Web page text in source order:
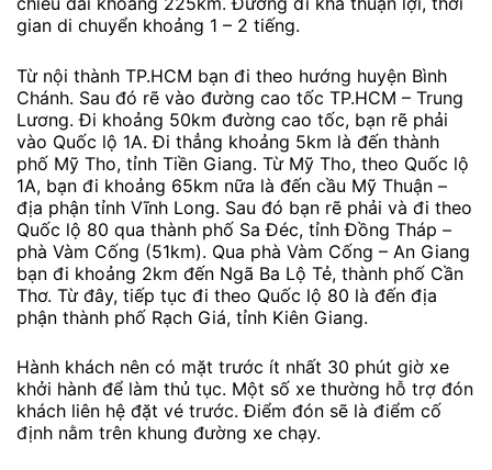
gian di chuyển khoảng 1 – 2 tiếng.
Từ nội thành TP.HCM bạn đi theo hướng huyện Bình
Chánh. Sau đó rẽ vào đường cao tốc TP.HCM – Trung
Lương. Đi khoảng 50km đường cao tốc, bạn rẽ phải
vào Quốc lộ 1A. Đi thẳng khoảng 5km là đến thành
phố Mỹ Tho, tỉnh Tiền Giang. Từ Mỹ Tho, theo Quốc lộ
1A, bạn đi khoảng 65km nữa là đến cầu Mỹ Thuận –
địa phận tỉnh Vĩnh Long. Sau đó bạn rẽ phải và đi theo
Quốc lộ 80 qua thành phố Sa Đéc, tỉnh Đồng Tháp –
phà Vàm Cống (51km). Qua phà Vàm Cống – An Giang
bạn đi khoảng 2km đến Ngã Ba Lộ Tẻ, thành phố Cần
Thơ. Từ đây, tiếp tục đi theo Quốc lộ 80 là đến địa
phận thành phố Rạch Giá, tỉnh Kiên Giang.
Hành khách nên có mặt trước ít nhất 30 phút giờ xe
khởi hành để làm thủ tục. Một số xe thường hỗ trợ đón
khách liên hệ đặt vé trước. Điểm đón sẽ là điểm cố
định nằm trên khung đường xe chạy.